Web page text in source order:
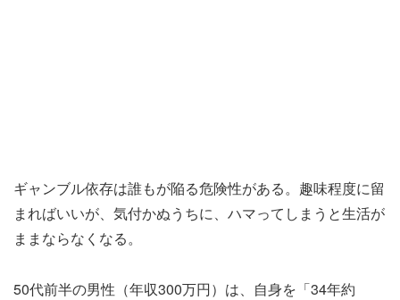
ギャンブル依存は誰もが陥る危険性がある。趣味程度に留
まればいいが、気付かぬうちに、ハマってしまうと生活が
ままならなくなる。
50代前半の男性（年収300万円）は、自身を「34年約